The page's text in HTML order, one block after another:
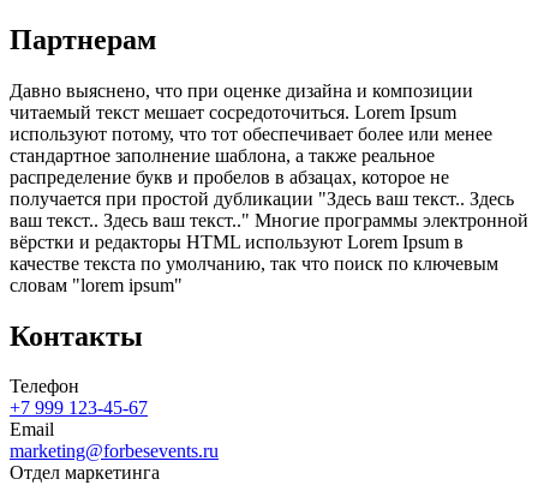
Партнерам
Давно выяснено, что при оценке дизайна и композиции
читаемый текст мешает сосредоточиться. Lorem Ipsum
используют потому, что тот обеспечивает более или менее
стандартное заполнение шаблона, а также реальное
распределение букв и пробелов в абзацах, которое не
получается при простой дубликации "Здесь ваш текст.. Здесь
ваш текст.. Здесь ваш текст.." Многие программы электронной
вёрстки и редакторы HTML используют Lorem Ipsum в
качестве текста по умолчанию, так что поиск по ключевым
словам "lorem ipsum"
Контакты
Телефон
+7 999 123-45-67
Email
marketing@forbesevents.ru
Отдел маркетинга